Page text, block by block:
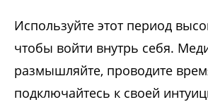
Используйте этот период
чтобы войти внутрь себя.
размышляйте, проводите
подключайтесь к своей